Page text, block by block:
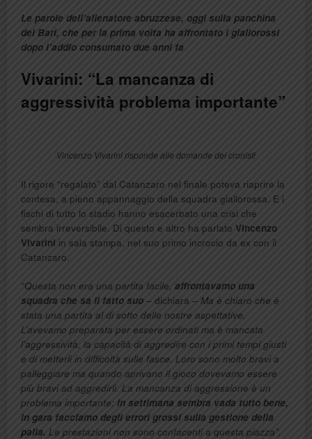
Le parole dell’allenatore abruzzese, oggi sulla panchina
del Bari, che per la prima volta ha affrontato i giallorossi
dopo l’addio consumato due anni fa
Vivarini: “La mancanza di
aggressività problema importante”
Vincenzo Vivarini risponde alle domande dei cronisti
Il rigore “regalato” dal Catanzaro nel finale poteva riaprire la
contesa, a pieno appannaggio della squadra giallorossa. E i
fischi di tutto lo stadio hanno esacerbato una crisi che
sembra irreversibile. Di questo e altro ha parlato Vincenzo
Vivarini in sala stampa, nel suo primo incrocio da ex con il
Catanzaro.
“Questa non era una partita facile, affrontavamo una
squadra che sa il fatto suo – dichiara – Ma è chiaro che è
stata una partita al di sotto delle nostre aspettative.
L’avevamo preparata per essere ordinati ma è mancata
l’aggressività, la capacità di aggredire con i primi tempi giusti
e di metterli in difficoltà sulle fasce. Loro sono molto bravi a
palleggiare ma quando aprivano il gioco dovevamo essere
più bravi ad aggredirli. La mancanza di aggressione è un
problema importante: in settimana sembra vada tutto bene,
in gara facciamo degli errori grossi sulla gestione della
palla. Le prestazioni non sono confacenti a questa piazza”.